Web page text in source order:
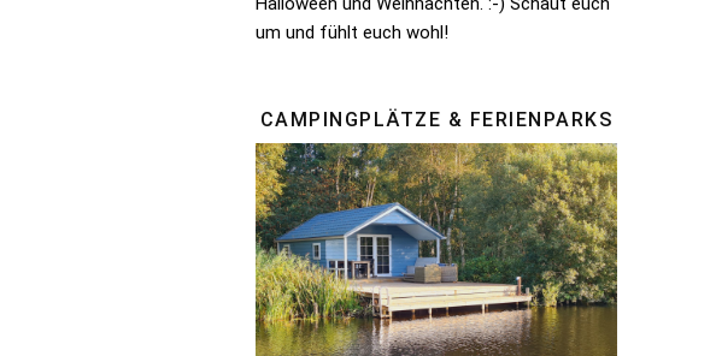
um und fühlt euch wohl!
CAMPINGPLÄTZE & FERIENPARKS